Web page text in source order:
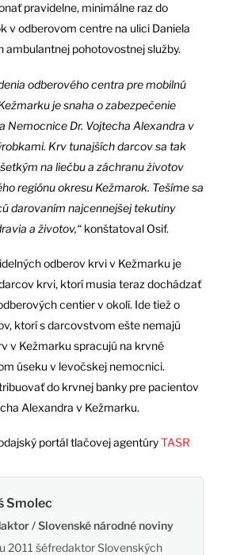
pravidelne, minimálne raz do
v odberovom centre na ulici Daniela
ambulantnej pohotovostnej služby.
odberového centra pre mobilnú
je snaha o zabezpečenie
Nemocnice Dr. Vojtecha Alexandra v
Krv tunajších darcov sa tak
na liečbu a záchranu životov
regiónu okresu Kežmarok. Tešíme sa
darovaním najcennejšej tekutiny
a životov,“konštatoval Osif.
odberov krvi v Kežmarku je
krvi, ktorí musia teraz dochádzať
centier v okolí. Ide tiež o
ktorí s darcovstvom ešte nemajú
v Kežmarku spracujú na krvné
úseku v levočskej nemocnici.
do krvnej banky pre pacientov
Alexandra v Kežmarku.
portál tlačovej agentúryTASR
Smolec
/ Slovenské národné noviny
2011 šéfredaktor Slovenských